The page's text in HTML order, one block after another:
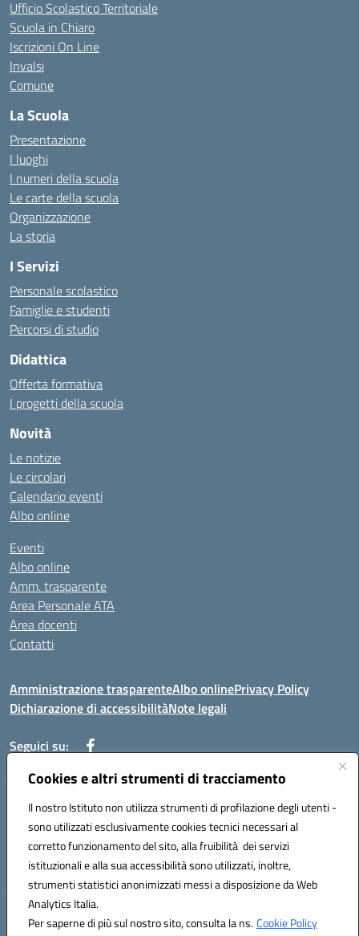
Cookies e altri strumenti di tracciamento
Il nostro Istituto non utilizza strumenti di profilazione degli utenti -
sono utilizzati esclusivamente cookies tecnici necessari al
corretto funzionamento del sito, alla fruibilità dei servizi
istituzionali e alla sua accessibilità sono utilizzati, inoltre,
strumenti statistici anonimizzati messi a disposizione da Web
Analytics Italia.
Per saperne di più sul nostro sito, consulta la ns.Cookie Policy
Ufficio Scolastico Territoriale
Scuola in Chiaro
Iscrizioni On Line
Invalsi
Comune
La Scuola
Presentazione
I luoghi
I numeri della scuola
Le carte della scuola
Organizzazione
La storia
I Servizi
Personale scolastico
Famiglie e studenti
Percorsi di studio
Didattica
Offerta formativa
I progetti della scuola
Novità
Le notizie
Le circolari
Calendario eventi
Albo online
Eventi
Albo online
Amm. trasparente
Area Personale ATA
Area docenti
Contatti
Amministrazione trasparenteAlbo onlinePrivacy Policy
Dichiarazione di accessibilitàNote legali
Seguici su:
Indirizzo: VIA BRECCIAME, 46 - 81024 MADDALONI (CE)
Mail: CEIC8AU001@istruzione.it - Pec: CEIC8AU001@pec.istruzione.it -
Telefono: 0823408721
Meccanografico: CEIC8AU001
Codice fiscale: 93086080616
Hosting & Powered by 3D Solution S.r.l.